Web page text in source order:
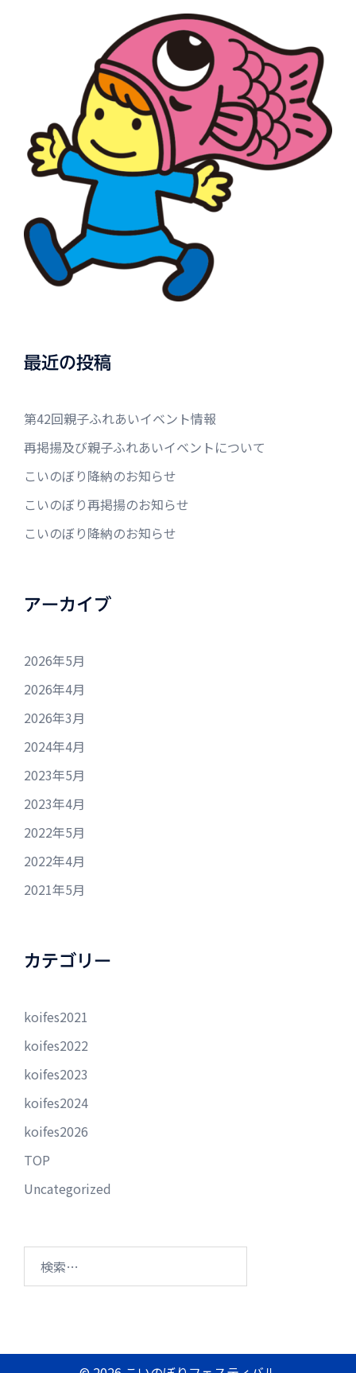
最近の投稿
第42回親子ふれあいイベント情報
再掲揚及び親子ふれあいイベントについて
こいのぼり降納のお知らせ
こいのぼり再掲揚のお知らせ
こいのぼり降納のお知らせ
アーカイブ
2026年5月
2026年4月
2026年3月
2024年4月
2023年5月
2023年4月
2022年5月
2022年4月
2021年5月
カテゴリー
koifes2021
koifes2022
koifes2023
koifes2024
koifes2026
TOP
Uncategorized